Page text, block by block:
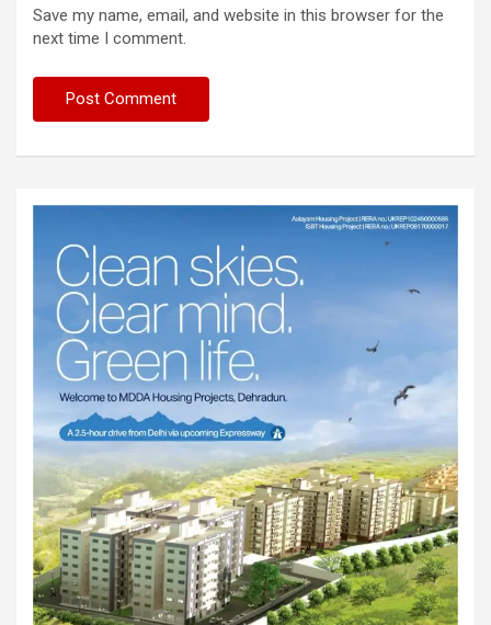
Save my name, email, and website in this browser for the
next time I comment.